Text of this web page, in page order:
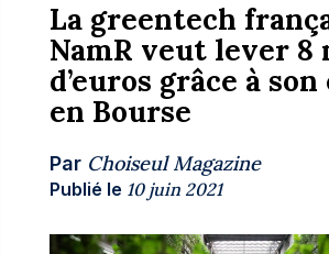
La greentech
NamR veut lever 8
d’euros grâce à
en Bourse
Par Choiseul Magazine
Publié le 10 juin 2021